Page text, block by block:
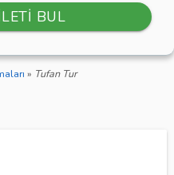
BUL
» Tufan Tur